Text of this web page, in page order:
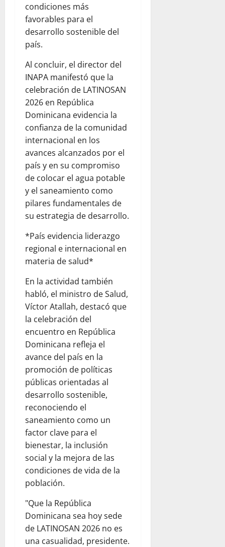
condiciones más
favorables para el
desarrollo sostenible del
país.
Al concluir, el director del
INAPA manifestó que la
celebración de LATINOSAN
2026 en República
Dominicana evidencia la
confianza de la comunidad
internacional en los
avances alcanzados por el
país y en su compromiso
de colocar el agua potable
y el saneamiento como
pilares fundamentales de
su estrategia de desarrollo.
*País evidencia liderazgo
regional e internacional en
materia de salud*
En la actividad también
habló, el ministro de Salud,
Víctor Atallah, destacó que
la celebración del
encuentro en República
Dominicana refleja el
avance del país en la
promoción de políticas
públicas orientadas al
desarrollo sostenible,
reconociendo el
saneamiento como un
factor clave para el
bienestar, la inclusión
social y la mejora de las
condiciones de vida de la
población.
"Que la República
Dominicana sea hoy sede
de LATINOSAN 2026 no es
una casualidad, presidente.